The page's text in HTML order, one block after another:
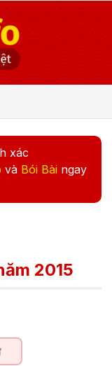
xác
và Bói Bài ngay
2015